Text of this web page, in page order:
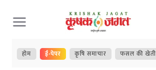
Skip
to
content
होम ई-पेपर कृषि समाचार फसल की खेती